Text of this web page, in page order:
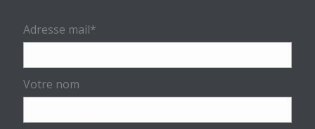
Adresse mail*
Votre nom